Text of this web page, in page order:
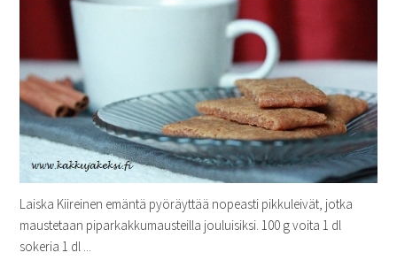
Laiska Kiireinen emäntä pyöräyttää nopeasti pikkuleivät, jotka
maustetaan piparkakkumausteilla jouluisiksi. 100 g voita 1 dl
sokeria 1 dl ...